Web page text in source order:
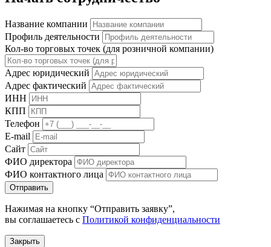
Название компании
Профиль деятельности
Кол-во торговых точек (для розничной компании)
Адрес юридический
Адрес фактический
ИНН
КПП
Телефон
E-mail
Сайт
ФИО директора
ФИО контактного лица
Отправить
Нажимая на кнопку “Отправить заявку”,
вы соглашаетесь с Политикой конфиденциальности
Закрыть